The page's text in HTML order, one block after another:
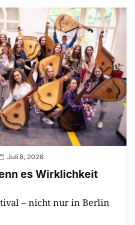
es Wirklichkeit
Juli 8, 2026
– nicht nur in Berlin